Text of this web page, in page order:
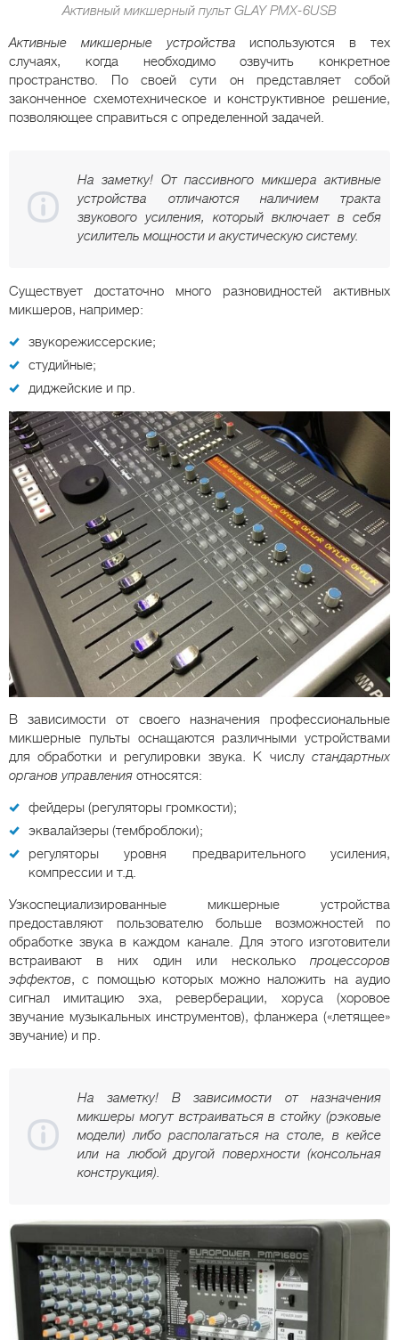
Активный микшерный пульт GLAY PMX-6USB
Активные микшерные устройства используются в тех
случаях, когда необходимо озвучить конкретное
пространство. По своей сути он представляет собой
законченное схемотехническое и конструктивное решение,
позволяющее справиться с определенной задачей.
На заметку! От пассивного микшера активные
устройства отличаются наличием тракта
звукового усиления, который включает в себя
усилитель мощности и акустическую систему.
Существует достаточно много разновидностей активных
микшеров, например:
звукорежиссерские;
студийные;
диджейские и пр.
В зависимости от своего назначения профессиональные
микшерные пульты оснащаются различными устройствами
для обработки и регулировки звука. К числу стандартных
органов управления относятся:
фейдеры (регуляторы громкости);
эквалайзеры (темброблоки);
регуляторы уровня предварительного усиления,
компрессии и т.д.
Узкоспециализированные микшерные устройства
предоставляют пользователю больше возможностей по
обработке звука в каждом канале. Для этого изготовители
встраивают в них один или несколько процессоров
эффектов, с помощью которых можно наложить на аудио
сигнал имитацию эха, реверберации, хоруса (хоровое
звучание музыкальных инструментов), фланжера («летящее»
звучание) и пр.
На заметку! В зависимости от назначения
микшеры могут встраиваться в стойку (рэковые
модели) либо располагаться на столе, в кейсе
или на любой другой поверхности (консольная
конструкция).